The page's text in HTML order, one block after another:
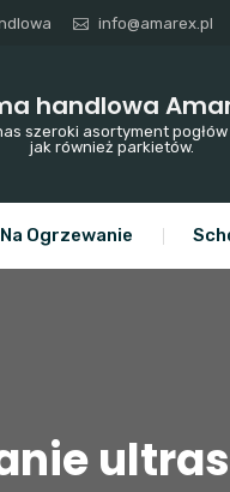
info@amarex.pl
handlowa
szeroki asortyment
jak również parkietów.
Ogrzewanie